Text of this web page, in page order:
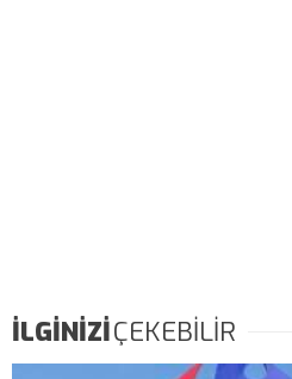
İLGİNİZİÇEKEBİLİR